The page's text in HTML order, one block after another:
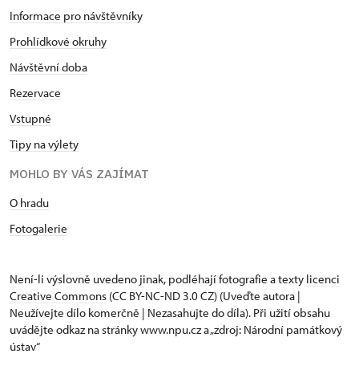
Informace pro návštěvníky
Prohlídkové okruhy
Návštěvní doba
Rezervace
Vstupné
Tipy na výlety
MOHLO BY VÁS ZAJÍMAT
O hradu
Fotogalerie
Není-li výslovně uvedeno jinak, podléhají fotografie a texty licenci
Creative Commons (CC BY-NC-ND 3.0 CZ) (Uveďte autora |
Neužívejte dílo komerčně | Nezasahujte do díla). Při užití obsahu
uvádějte odkaz na stránky www.npu.cz a „zdroj: Národní památkový
ústav“